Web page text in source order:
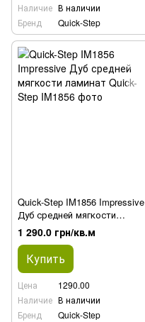
Наличие В наличии
Бренд
Quick-Step
Quick-Step IM1856 Impressive
Дуб средней мягкости
ламинат
1 290.0 грн/кв.м
Купить
Цена
1290.00
Наличие В наличии
Бренд
Quick-Step